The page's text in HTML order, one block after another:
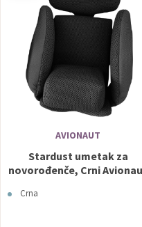
AVIONAUT
Stardust umetak za
novorođenče, Crni
Crna